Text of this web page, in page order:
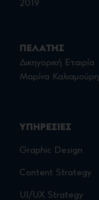
2019
ΠΕΛΑΤΗΣ
Δικηγορική Εταιρία
Μαρίνα Καλιαμούρη
ΥΠΗΡΕΣΙΕΣ
Graphic Design
Content Strategy
UI/UX Strategy